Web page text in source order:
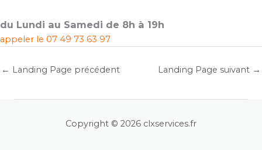
du Lundi au Samedi de 8h à 19h
appeler le 07 49 73 63 97
← Landing Page précédent Landing Page suivant →
Copyright © 2026 clxservices.fr